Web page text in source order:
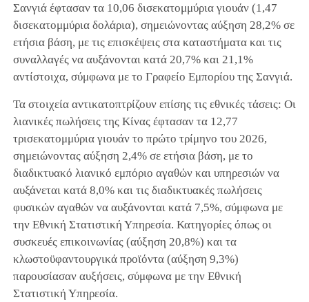
Σανγιά έφτασαν τα 10,06 δισεκατομμύρια γιουάν (1,47
δισεκατομμύρια δολάρια), σημειώνοντας αύξηση 28,2% σε
ετήσια βάση, με τις επισκέψεις στα καταστήματα και τις
συναλλαγές να αυξάνονται κατά 20,7% και 21,1%
αντίστοιχα, σύμφωνα με το Γραφείο Εμπορίου της Σανγιά.
Τα στοιχεία αντικατοπτρίζουν επίσης τις εθνικές τάσεις: Οι
λιανικές πωλήσεις της Κίνας έφτασαν τα 12,77
τρισεκατομμύρια γιουάν το πρώτο τρίμηνο του 2026,
σημειώνοντας αύξηση 2,4% σε ετήσια βάση, με το
διαδικτυακό λιανικό εμπόριο αγαθών και υπηρεσιών να
αυξάνεται κατά 8,0% και τις διαδικτυακές πωλήσεις
φυσικών αγαθών να αυξάνονται κατά 7,5%, σύμφωνα με
την Εθνική Στατιστική Υπηρεσία. Κατηγορίες όπως οι
συσκευές επικοινωνίας (αύξηση 20,8%) και τα
κλωστοϋφαντουργικά προϊόντα (αύξηση 9,3%)
παρουσίασαν αυξήσεις, σύμφωνα με την Εθνική
Στατιστική Υπηρεσία.